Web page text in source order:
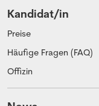
Kandidat/in
Preise
Häufige Fragen (FAQ)
Offizin